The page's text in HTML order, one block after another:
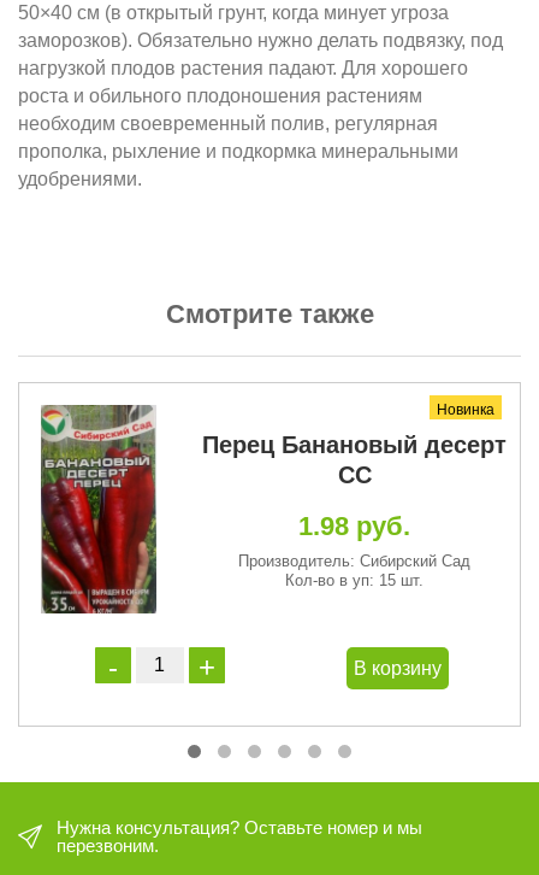
50×40 см (в открытый грунт, когда минует угроза
заморозков). Обязательно нужно делать подвязку, под
нагрузкой плодов растения падают. Для хорошего
роста и обильного плодоношения растениям
необходим своевременный полив, регулярная
прополка, рыхление и подкормка минеральными
удобрениями.
Смотрите также
Новинка
Перец Банановый десерт
СС
1.98 руб.
Производитель: Сибирский Сад
Кол-во в уп: 15 шт.
В корзину
Нужна консультация? Оставьте номер и мы
перезвоним.